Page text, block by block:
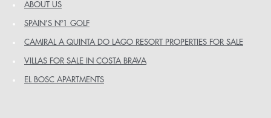
ABOUT US
SPAIN’S Nº1 GOLF
CAMIRAL A QUINTA DO LAGO RESORT PROPERTIES FOR SALE
VILLAS FOR SALE IN COSTA BRAVA
EL BOSC APARTMENTS